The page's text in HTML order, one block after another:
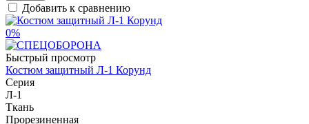
Добавить к сравнению
0%
Быстрый просмотр
Костюм защитный Л-1 Корунд
Серия
Л-1
Ткань
Прорезиненная